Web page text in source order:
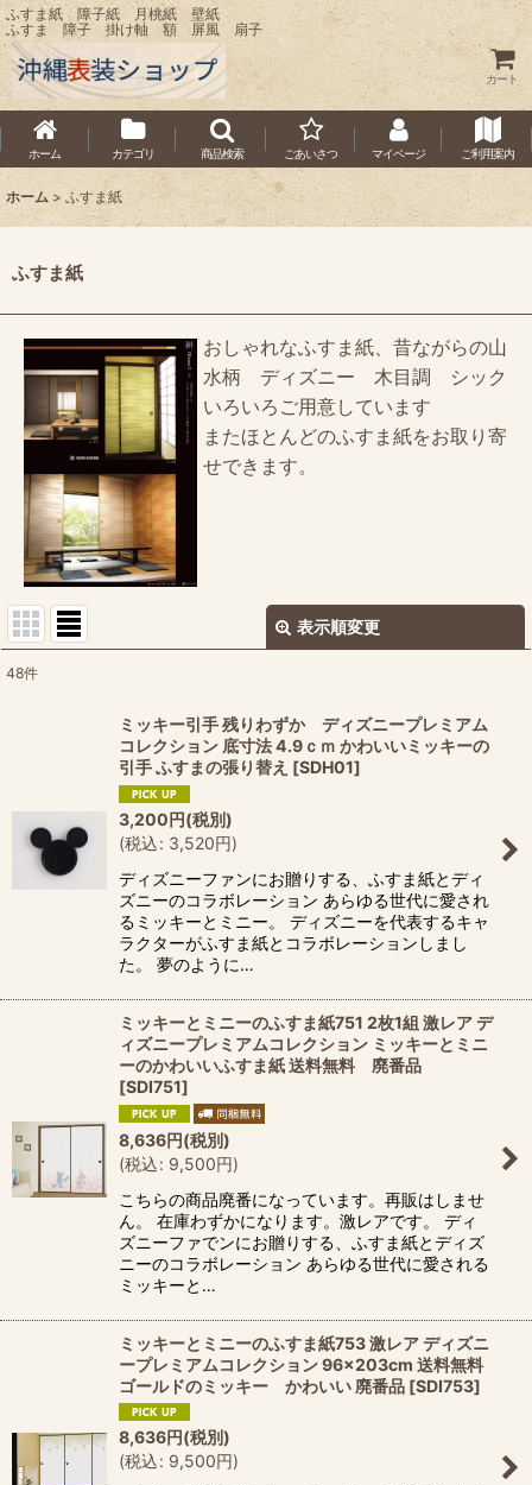
ふすま紙 障子紙 月桃紙 壁紙
ふすま 障子 掛け軸 額 屏風 扇子
カート
ホーム カテゴリ 商品検索 ごあいさつ マイページ ご利用案内
ホーム > ふすま紙
ふすま紙
おしゃれなふすま紙、昔ながらの山
水柄 ディズニー 木目調 シック
いろいろご用意しています
またほとんどのふすま紙をお取り寄
せできます。
表示順変更
並び順:
絞り込む
48件
ミッキー引手 残りわずか ディズニープレミアム
コレクション 底寸法 4.9ｃｍ かわいいミッキーの
引手 ふすまの張り替え [SDH01]
3,200円(税別)
(税込: 3,520円)
ディズニーファンにお贈りする、ふすま紙とディ
ズニーのコラボレーション あらゆる世代に愛され
るミッキーとミニー。 ディズニーを代表するキャ
ラクターがふすま紙とコラボレーションしまし
た。 夢のように…
ミッキーとミニーのふすま紙751 2枚1組 激レア デ
ィズニープレミアムコレクション ミッキーとミニ
ーのかわいいふすま紙 送料無料 廃番品
[SDI751]
8,636円(税別)
(税込: 9,500円)
こちらの商品廃番になっています。再販はしませ
ん。 在庫わずかになります。激レアです。 ディ
ズニーファでンにお贈りする、ふすま紙とディズ
ニーのコラボレーション あらゆる世代に愛される
ミッキーと…
ミッキーとミニーのふすま紙753 激レア ディズニ
ープレミアムコレクション 96×203cm 送料無料
ゴールドのミッキー かわいい 廃番品 [SDI753]
8,636円(税別)
(税込: 9,500円)